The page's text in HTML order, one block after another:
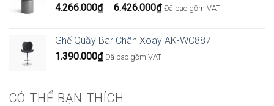
4.266.000₫ – 6.426.000₫Khoảng
4.266.000₫
đến
Đã bao gồm VAT
Ghế Quầy Bar Chân Xoay AK-WC887
1.390.000₫ Đã bao gồm VAT
CÓ THỂ BẠN THÍCH